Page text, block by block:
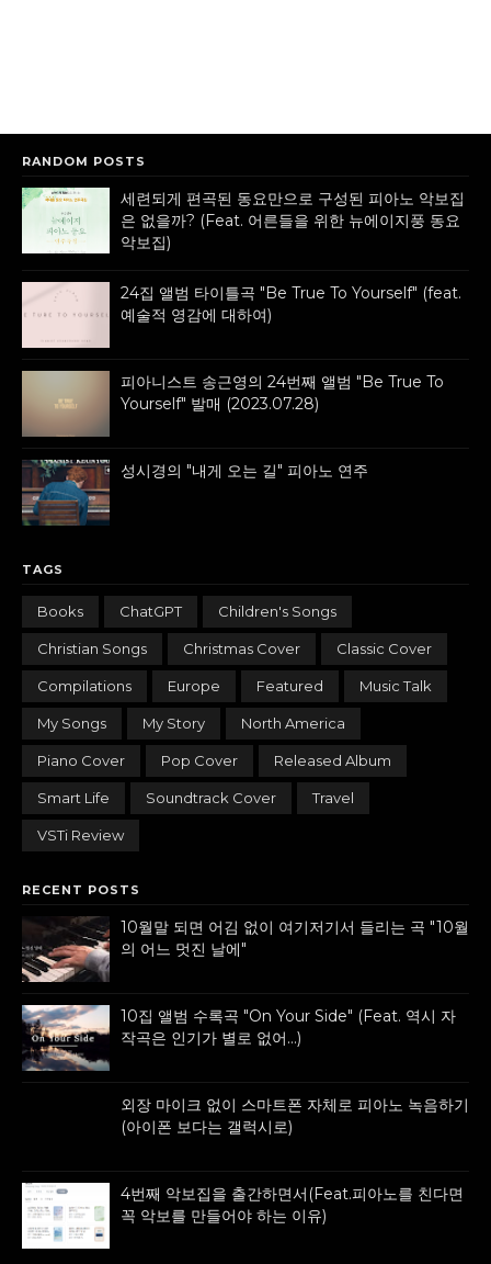
RANDOM POSTS
세련되게 편곡된 동요만으로 구성된 피아노 악보집
은 없을까? (Feat. 어른들을 위한 뉴에이지풍 동요
악보집)
24집 앨범 타이틀곡 "Be True To Yourself" (feat.
예술적 영감에 대하여)
피아니스트 송근영의 24번째 앨범 "Be True To
Yourself" 발매 (2023.07.28)
성시경의 "내게 오는 길" 피아노 연주
TAGS
Books ChatGPT Children's Songs
Christian Songs Christmas Cover Classic Cover
Compilations Europe Featured Music Talk
My Songs My Story North America
Piano Cover Pop Cover Released Album
Smart Life Soundtrack Cover Travel
VSTi Review
RECENT POSTS
10월말 되면 어김 없이 여기저기서 들리는 곡 "10월
의 어느 멋진 날에"
10집 앨범 수록곡 "On Your Side" (Feat. 역시 자
작곡은 인기가 별로 없어...)
외장 마이크 없이 스마트폰 자체로 피아노 녹음하기
(아이폰 보다는 갤럭시로)
4번째 악보집을 출간하면서(Feat.피아노를 친다면
꼭 악보를 만들어야 하는 이유)